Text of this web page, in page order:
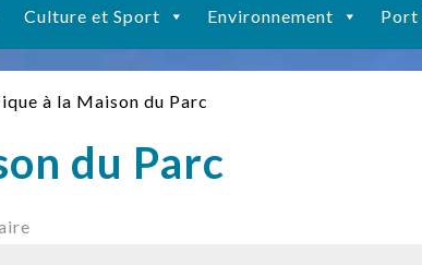
Culture et Sport Environnement Port
à la Maison du Parc
du Parc